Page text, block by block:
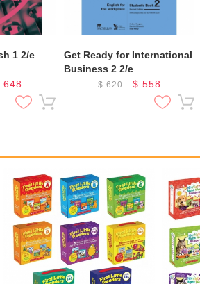
1 2/e
648
Get Ready for International
Business 2 2/e
$620 $ 558